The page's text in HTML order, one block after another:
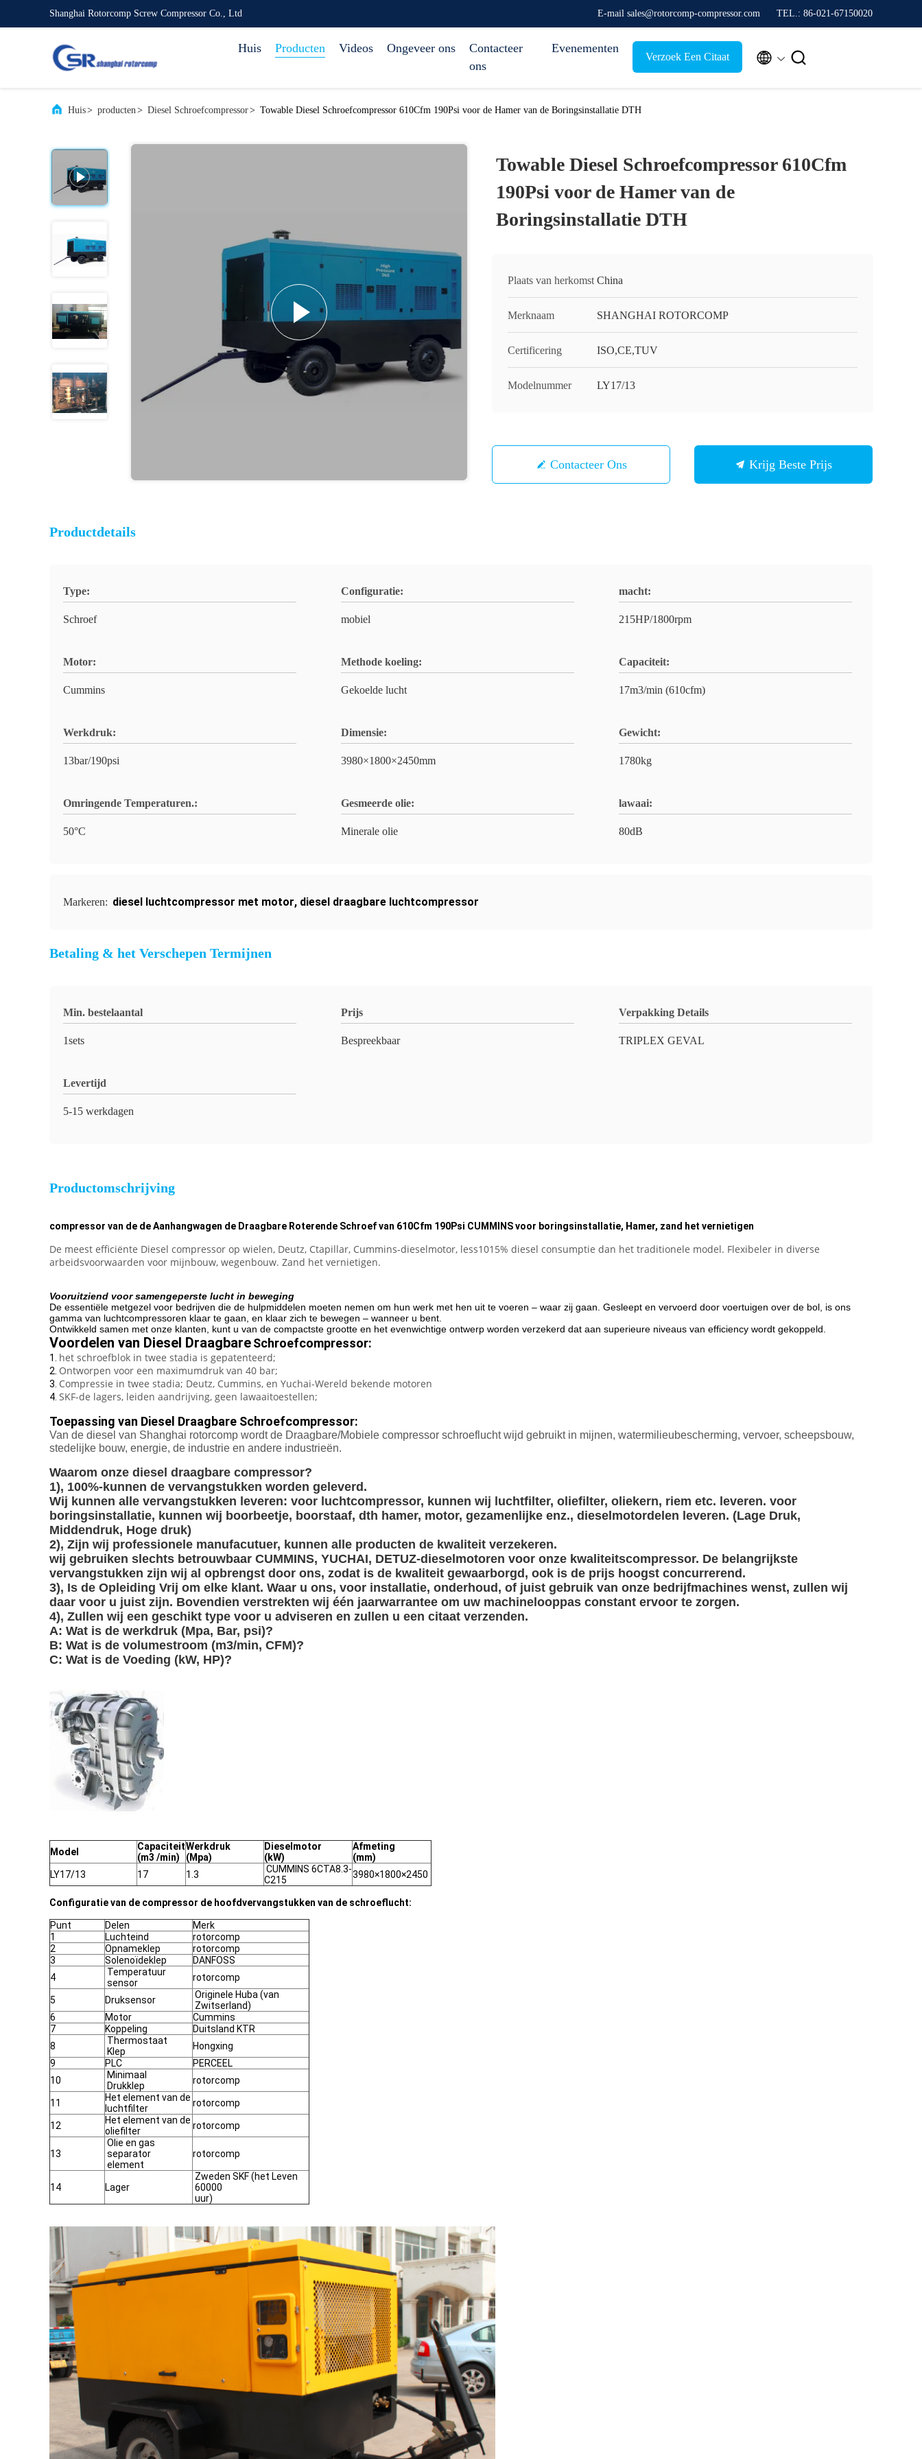
Shanghai Rotorcomp Screw Compressor Co., Ltd E-mail sales@rotorcomp-compressor.com TEL.: 86-021-67150020
Huis Producten Videos Ongeveer ons
Contacteer
ons
Evenementen
Verzoek Een Citaat  
Huis> producten> Diesel Schroefcompressor> Towable Diesel Schroefcompressor 610Cfm 190Psi voor de Hamer van de Boringsinstallatie DTH
Towable Diesel Schroefcompressor 610Cfm
190Psi voor de Hamer van de
Boringsinstallatie DTH
Plaats van herkomst China
Merknaam SHANGHAI ROTORCOMP
Certificering ISO,CE,TUV
Modelnummer LY17/13
Contacteer Ons Krijg Beste Prijs
Productdetails
Type:
Schroef
Configuratie:
mobiel
macht:
215HP/1800rpm
Motor:
Cummins
Methode koeling:
Gekoelde lucht
Capaciteit:
17m3/min (610cfm)
Werkdruk:
13bar/190psi
Dimensie:
3980×1800×2450mm
Gewicht:
1780kg
Omringende Temperaturen.:
50°C
Gesmeerde olie:
Minerale olie
lawaai:
80dB
Markeren: diesel luchtcompressor met motor, diesel draagbare luchtcompressor
Betaling & het Verschepen Termijnen
Min. bestelaantal
1sets
Prijs
Bespreekbaar
Verpakking Details
TRIPLEX GEVAL
Levertijd
5-15 werkdagen
Productomschrijving
compressor van de de Aanhangwagen de Draagbare Roterende Schroef van 610Cfm 190Psi CUMMINS voor boringsinstallatie, Hamer, zand het vernietigen
De meest efficiënte Diesel compressor op wielen, Deutz, Ctapillar, Cummins-dieselmotor, less1015% diesel consumptie dan het traditionele model. Flexibeler in diverse
arbeidsvoorwaarden voor mijnbouw, wegenbouw. Zand het vernietigen.
Vooruitziend voor samengeperste lucht in beweging
De essentiële metgezel voor bedrijven die de hulpmiddelen moeten nemen om hun werk met hen uit te voeren – waar zij gaan. Gesleept en vervoerd door voertuigen over de bol, is ons
gamma van luchtcompressoren klaar te gaan, en klaar zich te bewegen – wanneer u bent.
Ontwikkeld samen met onze klanten, kunt u van de compactste grootte en het evenwichtige ontwerp worden verzekerd dat aan superieure niveaus van efficiency wordt gekoppeld.
Voordelen van Diesel DraagbareSchroefcompressor:
1. het schroefblok in twee stadia is gepatenteerd;
2. Ontworpen voor een maximumdruk van 40 bar;
3. Compressie in twee stadia; Deutz, Cummins, en Yuchai-Wereld bekende motoren
4. SKF-de lagers, leiden aandrijving, geen lawaaitoestellen;
Toepassing van Diesel Draagbare Schroefcompressor:
Van de diesel van Shanghai rotorcomp wordt de Draagbare/Mobiele compressor schroeflucht wijd gebruikt in mijnen, watermilieubescherming, vervoer, scheepsbouw,
stedelijke bouw, energie, de industrie en andere industrieën.
Waarom onze diesel draagbare compressor?
1), 100%-kunnen de vervangstukken worden geleverd.
Wij kunnen alle vervangstukken leveren: voor luchtcompressor, kunnen wij luchtfilter, oliefilter, oliekern, riem etc. leveren. voor
boringsinstallatie, kunnen wij boorbeetje, boorstaaf, dth hamer, motor, gezamenlijke enz., dieselmotordelen leveren. (Lage Druk,
Middendruk, Hoge druk)
2), Zijn wij professionele manufacutuer, kunnen alle producten de kwaliteit verzekeren.
wij gebruiken slechts betrouwbaar CUMMINS, YUCHAI, DETUZ-dieselmotoren voor onze kwaliteitscompressor. De belangrijkste
vervangstukken zijn wij al opbrengst door ons, zodat is de kwaliteit gewaarborgd, ook is de prijs hoogst concurrerend.
3), Is de Opleiding Vrij om elke klant. Waar u ons, voor installatie, onderhoud, of juist gebruik van onze bedrijfmachines wenst, zullen wij
daar voor u juist zijn. Bovendien verstrekten wij één jaarwarrantee om uw machinelooppas constant ervoor te zorgen.
4), Zullen wij een geschikt type voor u adviseren en zullen u een citaat verzenden.
A: Wat is de werkdruk (Mpa, Bar, psi)?
B: Wat is de volumestroom (m3/min, CFM)?
C: Wat is de Voeding (kW, HP)?
Model
Capaciteit
(m3 /min)
Werkdruk
(Mpa)
Dieselmotor
(kW)
Afmeting
(mm)
LY17/13
17 1.3
CUMMINS 6CTA8.3-
C215
3980×1800×2450
Configuratie van de compressor de hoofdvervangstukken van de schroeflucht:
Punt Delen
Merk
1
Luchteind
rotorcomp
2
Opnameklep
rotorcomp
3
Solenoïdeklep
DANFOSS
4
Temperatuur
sensor
rotorcomp
5 Druksensor
Originele Huba (van
Zwitserland)
6
Motor
Cummins
7
Koppeling
Duitsland KTR
8
Thermostaat
Klep
Hongxing
9
PLC
PERCEEL
10
Minimaal
Drukklep
rotorcomp
11
Het element van de
luchtfilter
rotorcomp
12
Het element van de
oliefilter
rotorcomp
13
Olie en gas
separator
element
rotorcomp
14 Lager
Zweden SKF (het Leven
60000
uur)